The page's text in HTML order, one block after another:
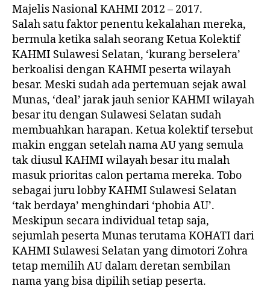
Majelis Nasional KAHMI 2012 – 2017.
Salah satu faktor penentu kekalahan mereka,
bermula ketika salah seorang Ketua Kolektif
KAHMI Sulawesi Selatan, ‘kurang berselera’
berkoalisi dengan KAHMI peserta wilayah
besar. Meski sudah ada pertemuan sejak awal
Munas, ‘deal’ jarak jauh senior KAHMI wilayah
besar itu dengan Sulawesi Selatan sudah
membuahkan harapan. Ketua kolektif tersebut
makin enggan setelah nama AU yang semula
tak diusul KAHMI wilayah besar itu malah
masuk prioritas calon pertama mereka. Tobo
sebagai juru lobby KAHMI Sulawesi Selatan
‘tak berdaya’ menghindari ‘phobia AU’.
Meskipun secara individual tetap saja,
sejumlah peserta Munas terutama KOHATI dari
KAHMI Sulawesi Selatan yang dimotori Zohra
tetap memilih AU dalam deretan sembilan
nama yang bisa dipilih setiap peserta.